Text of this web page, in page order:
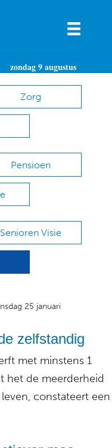
zondag 9 augustus
Zorg
Pensioen
Senioren Visie
25 januari
zelfstandig
met minstens 1
het de meerderheid
constateert een